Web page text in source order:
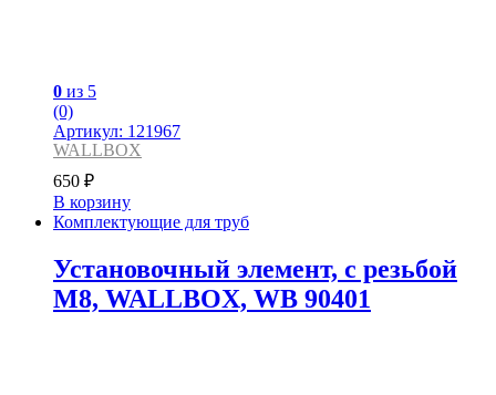
0 из 5
(0)
Артикул: 121967
WALLBOX
650 ₽
В корзину
Комплектующие для труб
Установочный элемент, с резьбой
М8, WALLBOX, WB 90401